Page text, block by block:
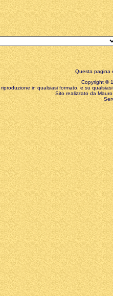
Questa pagina
Copyright ©
in qualsiasi formato, e su
Sito realizzato da